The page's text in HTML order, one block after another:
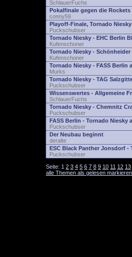
SchlauerFuchs
Pokalfinale gegen die
conny59
Playoff-Finale, Tornado
Puckschubser
Tornado Niesky - EHC Berlin
Kufenschoner
Tornado Niesky - Schönheider
Kufenschoner
Tornado Niesky - FASS Berlin
Murks
Tornado Niesky - TAG
Puckschubser
Wissenswertes - Allgemeine
SchlauerFuchs
Tornado Niesky - Chemnitz
Puckschubser
FASS Berlin - Tornado Niesky
Puckschubser
Der Neubau beginnt
deralte
ESC Black Panther Jonsdorf -
Puckschubser
Seite: 1 2 3 4 5 6 7 8 9 10 11 12 13
alle Themen als gelesen markieren